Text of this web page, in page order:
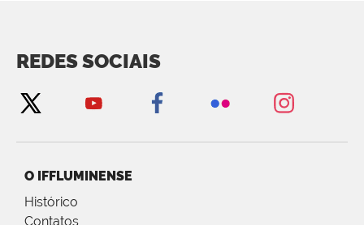
REDES SOCIAIS
O IFFLUMINENSE
Histórico
Contatos